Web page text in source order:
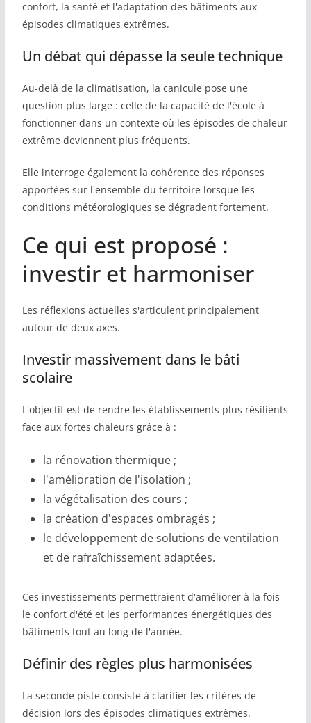
confort, la santé et l'adaptation des bâtiments aux
épisodes climatiques extrêmes.
Un débat qui dépasse la seule technique
Au-delà de la climatisation, la canicule pose une
question plus large : celle de la capacité de l'école à
fonctionner dans un contexte où les épisodes de chaleur
extrême deviennent plus fréquents.
Elle interroge également la cohérence des réponses
apportées sur l'ensemble du territoire lorsque les
conditions météorologiques se dégradent fortement.
Ce qui est proposé :
investir et harmoniser
Les réflexions actuelles s'articulent principalement
autour de deux axes.
Investir massivement dans le bâti
scolaire
L'objectif est de rendre les établissements plus résilients
face aux fortes chaleurs grâce à :
la rénovation thermique ;
l'amélioration de l'isolation ;
la végétalisation des cours ;
la création d'espaces ombragés ;
le développement de solutions de ventilation
et de rafraîchissement adaptées.
Ces investissements permettraient d'améliorer à la fois
le confort d'été et les performances énergétiques des
bâtiments tout au long de l'année.
Définir des règles plus harmonisées
La seconde piste consiste à clarifier les critères de
décision lors des épisodes climatiques extrêmes.